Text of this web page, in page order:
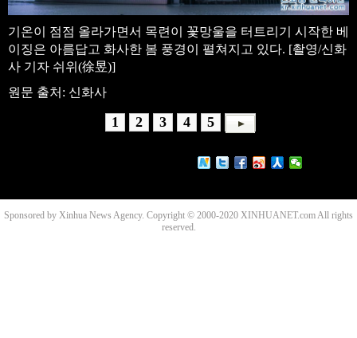
기온이 점점 올라가면서 목련이 꽃망울을 터트리기 시작한 베
이징은 아름답고 화사한 봄 풍경이 펼쳐지고 있다. [촬영/신화
사 기자 쉬위(徐昱)]
원문 출처: 신화사
1 2 3 4 5